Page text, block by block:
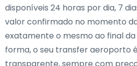
disponíveis 24 horas por dia, 7
valor confirmado no momento
exatamente o mesmo ao final
forma, o seu transfer aeroporto